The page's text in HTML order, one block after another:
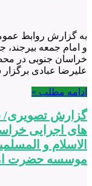
به گزارش روابط
و امام جمعه
خراسان جنوبی در
علیرضا عبادی
ادامه مطلب »
گزارش تصویری/
های اجرایی
الاسلام و
موسسه حضرت